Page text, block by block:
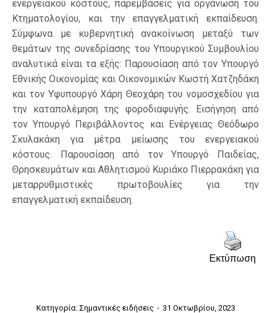
ενεργειακού κόστους, παρεμβάσεις για οργάνωση του
Κτηματολογίου, και την επαγγελματική εκπαίδευση.
Σύμφωνα με κυβερνητική ανακοίνωση μεταξύ των
θεμάτων της συνεδρίασης του Υπουργικού Συμβουλίου
αναλυτικά είναι τα εξής: Παρουσίαση από τον Υπουργό
Εθνικής Οικονομίας και Οικονομικών Κωστή Χατζηδάκη
και τον Υφυπουργό Χάρη Θεοχάρη του νομοσχεδίου για
την καταπολέμηση της φοροδιαφυγής. Εισήγηση από
τον Υπουργό Περιβάλλοντος και Ενέργειας Θεόδωρο
Σκυλακάκη για μέτρα μείωσης του ενεργειακού
κόστους. Παρουσίαση από τον Υπουργό Παιδείας,
Θρησκευμάτων και Αθλητισμού Κυριάκο Πιερρακάκη για
μεταρρυθμιστικές πρωτοβουλίες για την
επαγγελματική εκπαίδευση.
Εκτύπωση
Κατηγορία: Σημαντικές ειδήσεις
31 Οκτωβρίου, 2023